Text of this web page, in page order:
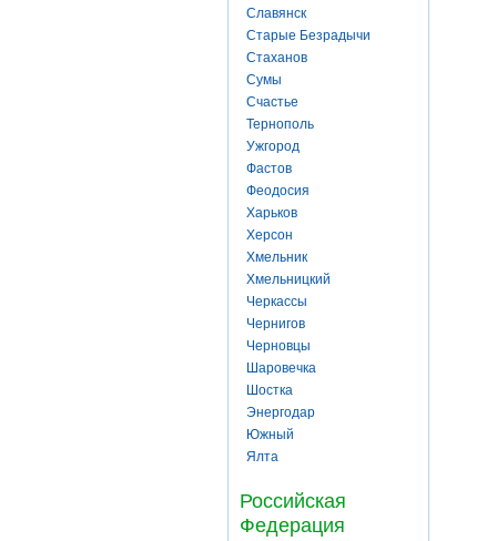
Славянск
Старые Безрадычи
Стаханов
Сумы
Счастье
Тернополь
Ужгород
Фастов
Феодосия
Харьков
Херсон
Хмельник
Хмельницкий
Черкассы
Чернигов
Черновцы
Шаровечка
Шостка
Энергодар
Южный
Ялта
Российская
Федерация